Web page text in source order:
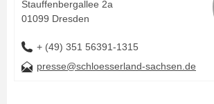
Stauffenbergallee 2a
01099 Dresden
+ (49) 351 56391-1315
presse@schloesserland-sachsen.de